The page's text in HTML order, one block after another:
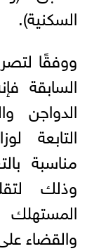
السكنية).
ووفقًا
السابقة
الدواجن
التابعة
مناسبة
وذلك
المستهلك
والقضاء